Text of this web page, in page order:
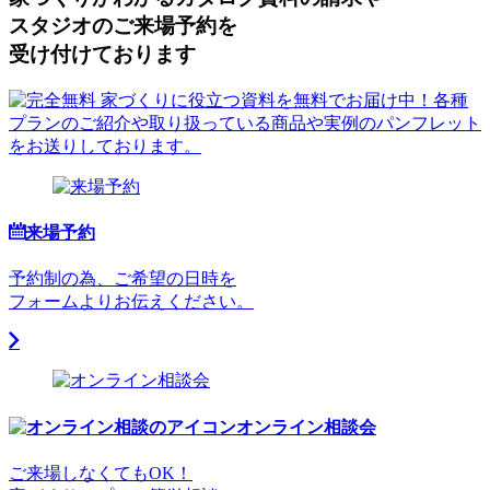
スタジオのご来場予約を
受け付けております
来場予約
予約制の為、ご希望の日時を
フォームよりお伝えください。
オンライン相談会
ご来場しなくてもOK！